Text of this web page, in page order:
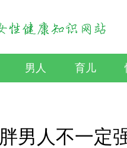
男人 育儿
胖男人不一定